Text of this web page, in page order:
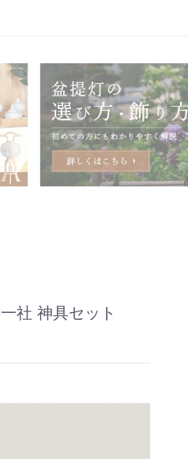
社 神具セット